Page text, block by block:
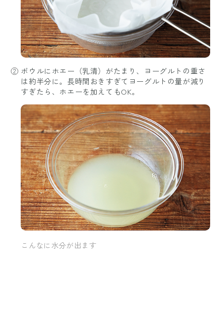
ボウルにホエー（乳清）がたまり、ヨーグルトの重さ
は約半分に。長時間おきすぎてヨーグルトの量が減り
すぎたら、ホエーを加えてもOK。
こんなに水分が出ます